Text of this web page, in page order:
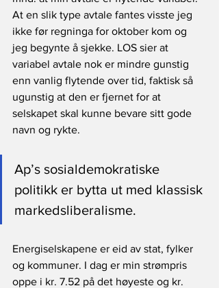
At en slik type avtale fantes visste jeg
ikke før regninga for oktober kom og
jeg begynte å sjekke. LOS sier at
variabel avtale nok er mindre gunstig
enn vanlig flytende over tid, faktisk så
ugunstig at den er fjernet for at
selskapet skal kunne bevare sitt gode
navn og rykte.
Ap’s sosialdemokratiske
politikk er bytta ut med klassisk
markedsliberalisme.
Energiselskapene er eid av stat, fylker
og kommuner. I dag er min strømpris
oppe i kr. 7.52 på det høyeste og kr.